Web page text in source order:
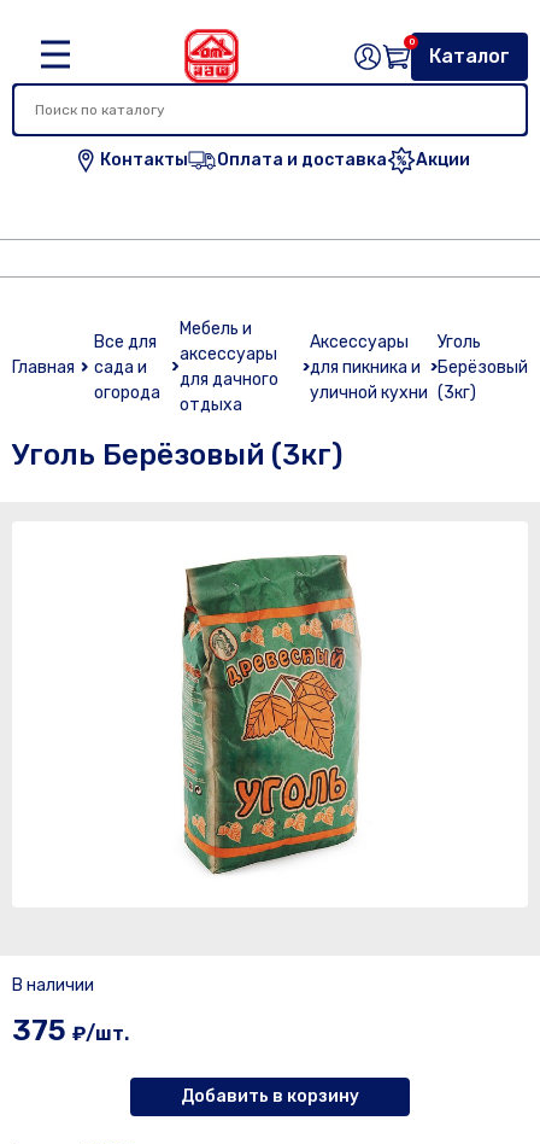
Контакты Оплата и доставка Акции
Каталог
0
Главная
Все для
сада и
огорода
Мебель и
аксессуары
для дачного
отдыха
Аксессуары
для пикника и
уличной кухни
Уголь
Берёзовый
(3кг)
Уголь Берёзовый (3кг)
В наличии
375 ₽/шт.
Добавить в корзину